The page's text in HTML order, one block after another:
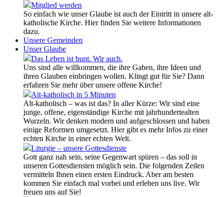
Mitglied werden
So einfach wie unser Glaube ist auch der Eintritt in unsere alt-
katholische Kirche. Hier finden Sie weitere Informationen
dazu.
Unsere Gemeinden
Unser Glaube
Das Leben ist bunt. Wir auch.
Uns sind alle willkommen, die ihre Gaben, ihre Ideen und
ihren Glauben einbringen wollen. Klingt gut für Sie? Dann
erfahren Sie mehr über unsere offene Kirche!
Alt-katholisch in 5 Minuten
Alt-katholisch – was ist das? In aller Kürze: Wir sind eine
junge, offene, eigenständige Kirche mit jahrhundertealten
Wurzeln. Wir denken modern und aufgeschlossen und haben
einige Reformen umgesetzt. Hier gibt es mehr Infos zu einer
echten Kirche in einer echten Welt.
Liturgie – unsere Gottesdienste
Gott ganz nah sein, seine Gegenwart spüren – das soll in
unseren Gottesdiensten möglich sein. Die folgenden Zeilen
vermitteln Ihnen einen ersten Eindruck. Aber am besten
kommen Sie einfach mal vorbei und erleben uns live. Wir
freuen uns auf Sie!